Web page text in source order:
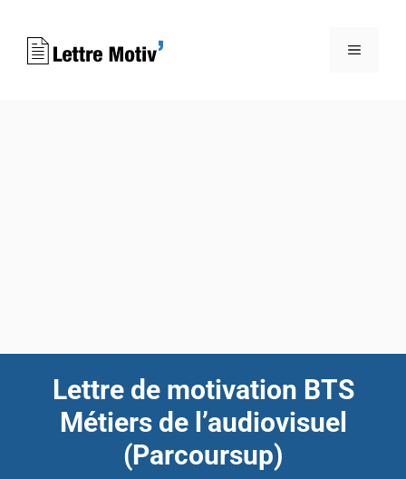
MENU
Lettre de motivation BTS
Métiers de l’audiovisuel
(Parcoursup)